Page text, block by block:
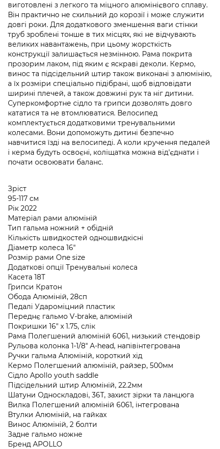
виготовлені з легкого та міцного алюмінієвого сплаву.
Він практично не схильний до корозії і може служити
довгі роки. Для додаткового зменшення ваги стінки
труб зроблені тонше в тих місцях, які не відчувають
великих навантажень, при цьому жорсткість
конструкції залишається незмінною. Рама покрита
прозорим лаком, під яким є яскраві деколи. Кермо,
винос та підсідельний штир також виконані з алюмінію,
а їх розміри спеціально підібрані, щоб відповідати
ширині плечей, а також довжині рук та ніг дитини.
Суперкомфортне сідло та грипси дозволять довго
кататися та не втомлюватися. Велосипед
комплектується додатковими тренувальними
колесами. Вони допоможуть дитині безпечно
навчитися їзді на велосипеді. А коли кручення педалей
і керма будуть освоєні, коліщатка можна від'єднати і
почати освоювати баланс.
Зріст
95-117 см
Рік 2022
Матеріал рами алюміній
Тип гальма ножний + обідній
Кількість швидкостей одношвидкісні
Діаметр колеса 16"
Розмір рами One size
Додаткові опції Тренувальні колеса
Касета 18Т
Грипси Кратон
Обода Алюміній, 28сп
Педалі Удароміцний пластик
Переднє гальмо V-brake, алюміній
Покришки 16" x 1.75, слік
Рама Полегшений алюміній 6061, низький стендовір
Рульова колонка 1-1/8" A-head, напівінтегрована
Ручки гальма Алюміній, короткий хід
Кермо Полегшений алюміній, райзер, 500мм
Сідло Apollo youth saddle
Підсідельний штир Алюміній, 22.2мм
Шатуни Односкладові, 36Т, захист зірки та ланцюга
Вилка Полегшений алюміній 6061, інтегрована
Втулки Алюміній, на гайках
Винос Алюміній, 2 болти
Задне гальмо ножне
Бренд APOLLO